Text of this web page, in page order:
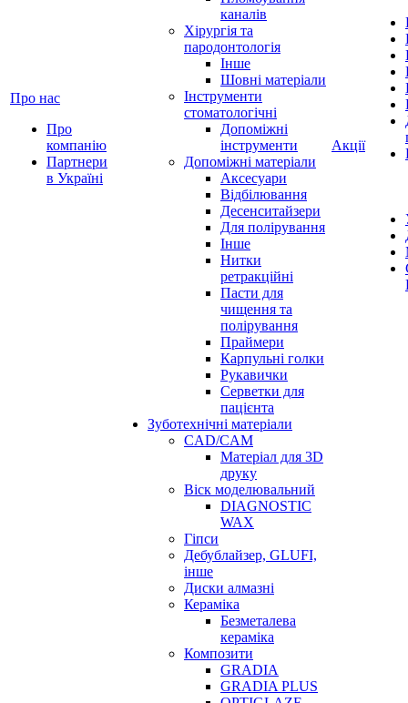
Про нас
Про
компанію
Партнери
в Україні
каналів
Хірургія та
пародонтологія
Інше
Шовні матеріали
Інструменти
стоматологічні
Допоміжні
інструменти
Допоміжні матеріали
Аксесуари
Відбілювання
Десенситайзери
Для полірування
Інше
Нитки
ретракційні
Пасти для
чищення та
полірування
Праймери
Карпульні голки
Рукавички
Серветки для
пацієнта
Зуботехнічні матеріали
CAD/CAM
Матеріал для 3D
друку
Віск моделювальний
DIAGNOSTIC
WAX
Гіпси
Дебублайзер, GLUFI,
інше
Диски алмазні
Кераміка
Безметалева
кераміка
Композити
GRADIA
GRADIA PLUS
Акції